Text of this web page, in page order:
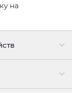
на